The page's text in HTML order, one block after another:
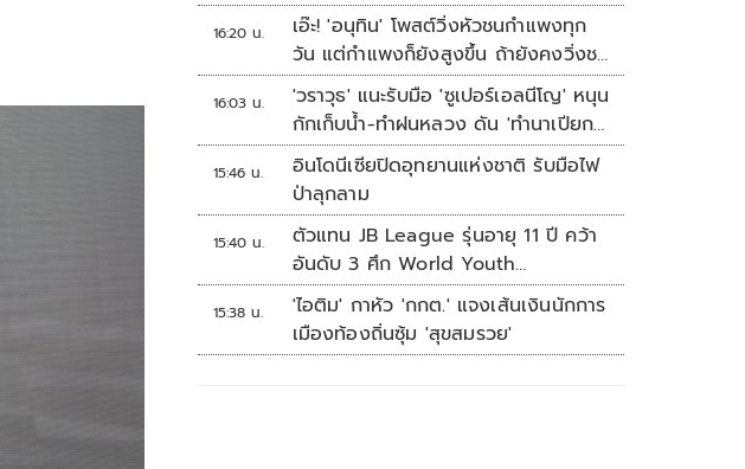
16:20 น.
เอ๊ะ! 'อนุทิน' โพสต์วิ่งหัวชนกำแพงทุก
วัน แต่กำแพงก็ยังสูงขึ้น ถ้ายังคงวิ่งชน
อยู่มันก็เจ็บหัวอีก
16:03 น.
'วราวุธ' แนะรับมือ 'ซูเปอร์เอลนีโญ' หนุน
กักเก็บน้ำ-ทำฝนหลวง ดัน 'ทำนาเปียก
สลับแห้ง'
15:46 น.
อินโดนีเซียปิดอุทยานแห่งชาติ รับมือไฟ
ป่าลุกลาม
15:40 น.
ตัวแทน JB League รุ่นอายุ 11 ปี คว้า
อันดับ 3 ศึก World Youth
Championship 2026 ที่สิงคโปร์
15:38 น.
'ไอติม' กาหัว 'กกต.' แจงเส้นเงินนักการ
เมืองท้องถิ่นซุ้ม 'สุขสมรวย'